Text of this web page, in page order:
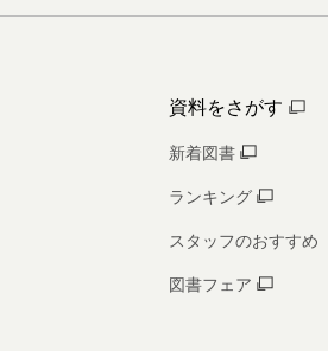
資料をさがす
新着図書
ランキング
スタッフのおすすめ
図書フェア